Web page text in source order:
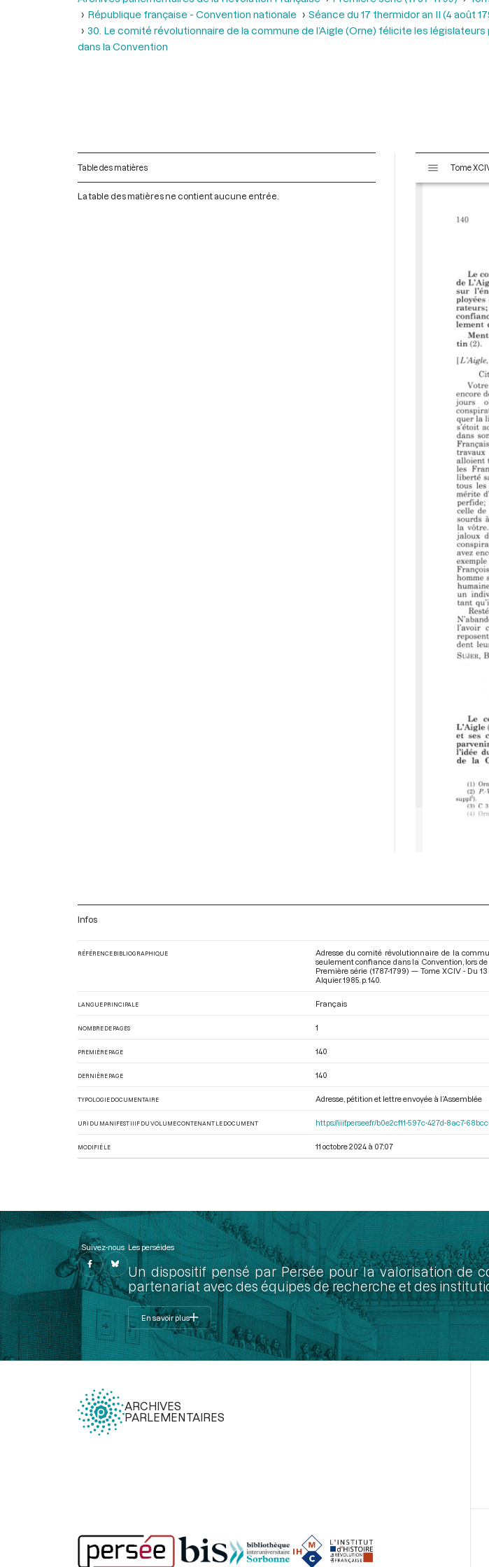
République française - Convention nationale
Séance du 17 thermidor an II (4 août
30. Le comité révolutionnaire de la commune de l’Aigle (Orne) félicite les
dans la Convention
Table des matières
La table des matières ne contient aucune entrée.
s
Tome
Infos
RÉFÉRENCE BIBLIOGRAPHIQUE
Adresse du comité révolutionnaire de la
seulement confiance dans la Convention, lors
Première série (1787-1799) — Tome XCIV - Du
Alquier. 1985. p. 140.
LANGUE PRINCIPALE Français
NOMBRE DE PAGES 1
PREMIÈRE PAGE 140
DERNIÈRE PAGE 140
TYPOLOGIE DOCUMENTAIRE Adresse, pétition et lettre envoyée à l’Assemblée
URI DU MANIFEST IIIF DU VOLUME CONTENANT LE DOCUMENT https://iiif.persee.fr/b0e2cf11-597c-427d-8ac7-
MODIFIÉ LE 11 octobre 2024 à 07:07
Suivez-nous Les perséides
Un dispositif pensé par Persée pour la valorisation de
partenariat avec des équipes de recherche et des
En savoir plus
ARCHIVES
PARLEMENTAIRES